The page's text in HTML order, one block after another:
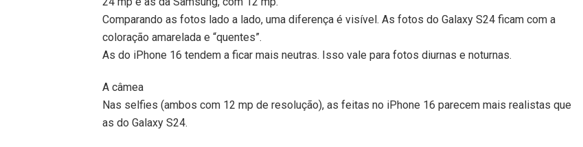
Comparando as fotos lado a lado, uma diferença é visível. As fotos do Galaxy S24 ficam com a
coloração amarelada e “quentes”.
As do iPhone 16 tendem a ficar mais neutras. Isso vale para fotos diurnas e noturnas.
A câmea
Nas selfies (ambos com 12 mp de resolução), as feitas no iPhone 16 parecem mais realistas que
as do Galaxy S24.